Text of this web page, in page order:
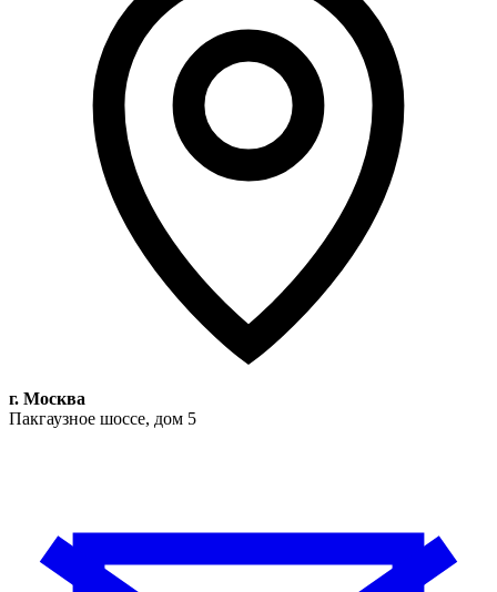
г. Москва
Пакгаузное шоссе, дом 5